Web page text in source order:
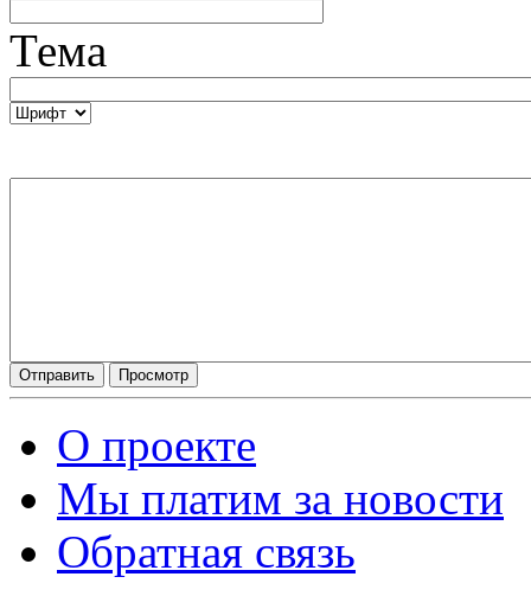
Тема
О проекте
Мы платим за новости
Обратная связь